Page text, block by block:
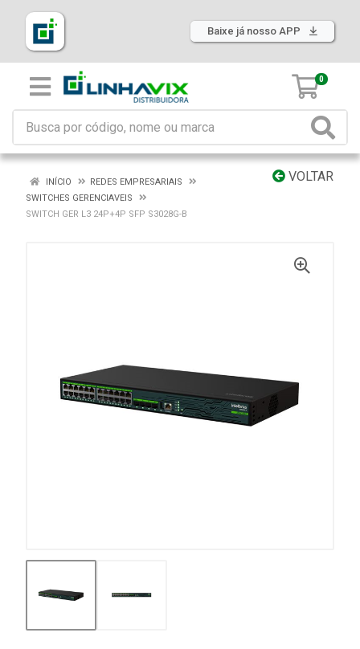
Baixe já nosso APP
0
VOLTAR
INÍCIO
REDES EMPRESARIAIS
SWITCHES GERENCIAVEIS
SWITCH GER L3 24P+4P SFP S3028G-B